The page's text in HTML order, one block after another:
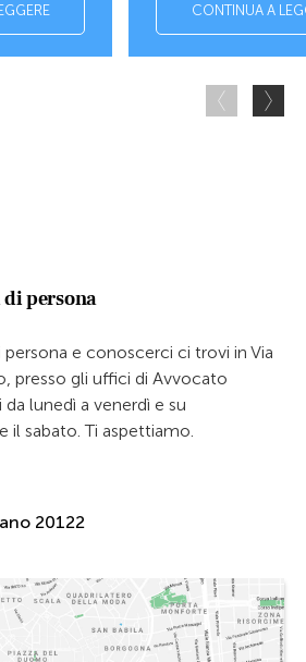
CONTINUA A
persona
e conoscerci ci trovi in Via
presso gli uffici di Avvocato
lunedì a venerdì e su
il sabato. Ti aspettiamo.
20122